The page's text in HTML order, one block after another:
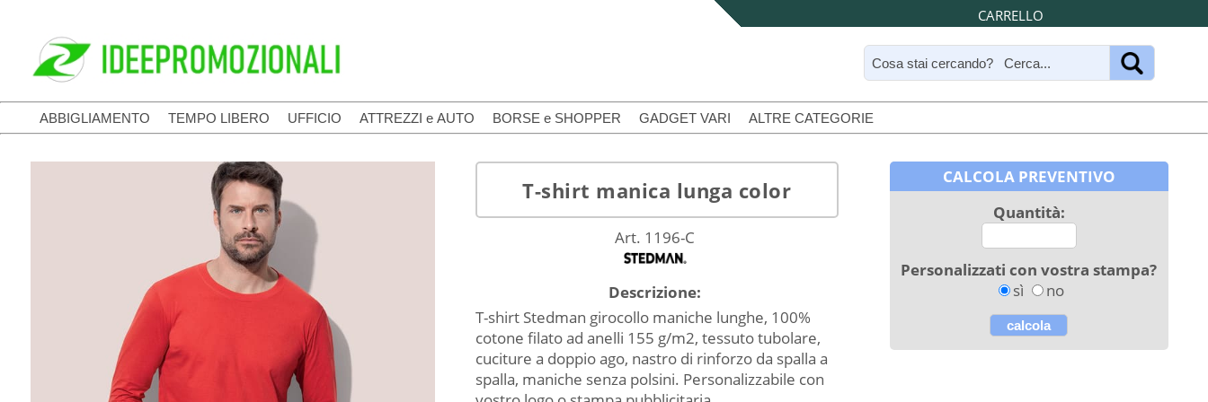
CARRELLO
ABBIGLIAMENTO TEMPO LIBERO UFFICIO ATTREZZI e AUTO BORSE e SHOPPER GADGET VARI ALTRE CATEGORIE
T-shirt manica lunga color
Art. 1196-C
Descrizione:
T-shirt Stedman girocollo maniche lunghe, 100%
cotone filato ad anelli 155 g/m2, tessuto tubolare,
cuciture a doppio ago, nastro di rinforzo da spalla a
spalla, maniche senza polsini. Personalizzabile con
CALCOLA PREVENTIVO
Quantità:
Personalizzati con vostra stampa?
sì
no